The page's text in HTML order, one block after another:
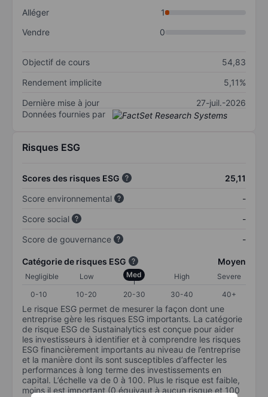
Alléger
1
Vendre
0
Objectif de cours
54,83
Rendement implicite
5,11%
Dernière mise à jour
27-juil.-2026
Données fournies par
Risques ESG
Scores des risques ESG
25,11
Score environnemental
-
Score social
-
Score de gouvernance
-
Catégorie de risques ESG Moyen
Negligible Low Med High
Severe
0-10
10-20 20-30 30-40 40+
Le risque ESG permet de mesurer la façon dont une
entreprise gère les risques ESG importants. La catégorie
de risque ESG de Sustainalytics est conçue pour aider
les investisseurs à identifier et à comprendre les risques
ESG financièrement importants au niveau de l’entreprise
et la manière dont ils sont susceptibles d’affecter les
performances à long terme des investissements en
capital. L’échelle va de 0 à 100. Plus le risque est faible,
moins il est important (0 équivaut à aucun risque et 100